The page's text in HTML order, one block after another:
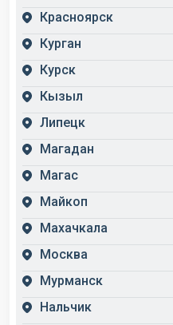
Красноярск
Курган
Курск
Кызыл
Липецк
Магадан
Магас
Майкоп
Махачкала
Москва
Мурманск
Нальчик